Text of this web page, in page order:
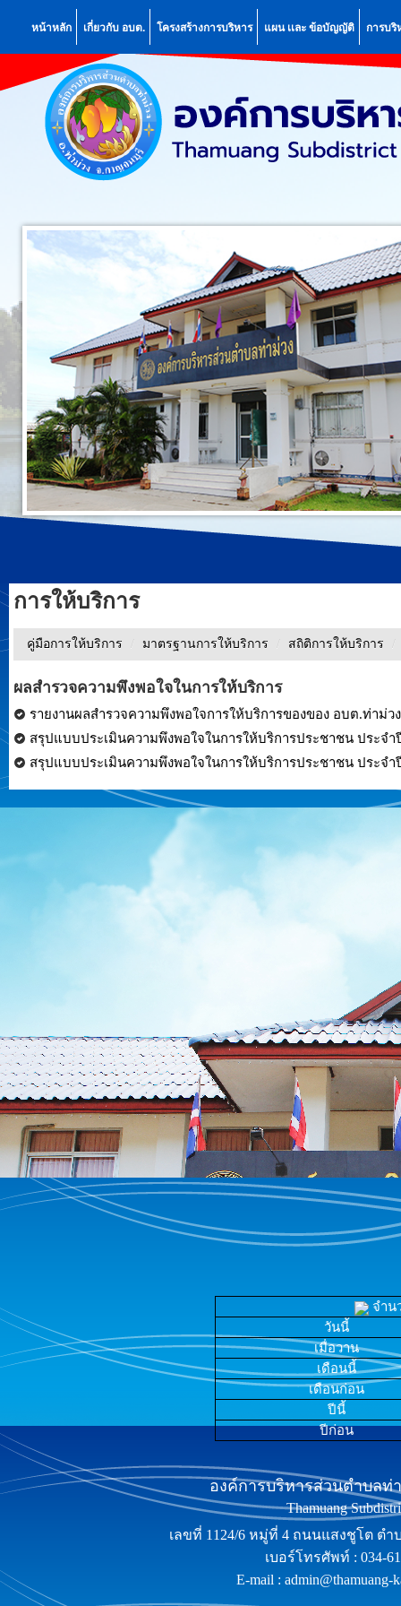
หน้าหลัก เกี่ยวกับ อบต. โครงสร้างการบริหาร แผน เเละ ข้อบัญญัติ การบริ
การให้บริการ
คู่มือการให้บริการ / มาตรฐานการให้บริการ / สถิติการให้บริการ /
ผลสำรวจความพึงพอใจในการให้บริการ
รายงานผลสำรวจความพึงพอใจการให้บริการของของ อบต.ท่าม่ว
สรุปแบบประเมินความพึงพอใจในการให้บริการประชาชน ประจ
สรุปแบบประเมินความพึงพอใจในการให้บริการประชาชน ประจ
จำน
วันนี้
เมื่อวาน
เดือนนี้
เดือนก่อน
ปีนี้
ปีก่อน
องค์การบริหารส่วนตำบลท่
Thamuang
เลขที่ 1124/6 หมู่ที่ 4 ถนนแสงชูโต ต
เบอร์โทรศัพท์ : 034-
E-mail : admin@thamuang-